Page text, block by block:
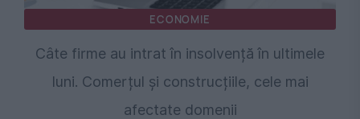
ECONOMIE
Câte firme au intrat în insolvență în ultimele
luni. Comerțul și construcțiile, cele mai
afectate domenii